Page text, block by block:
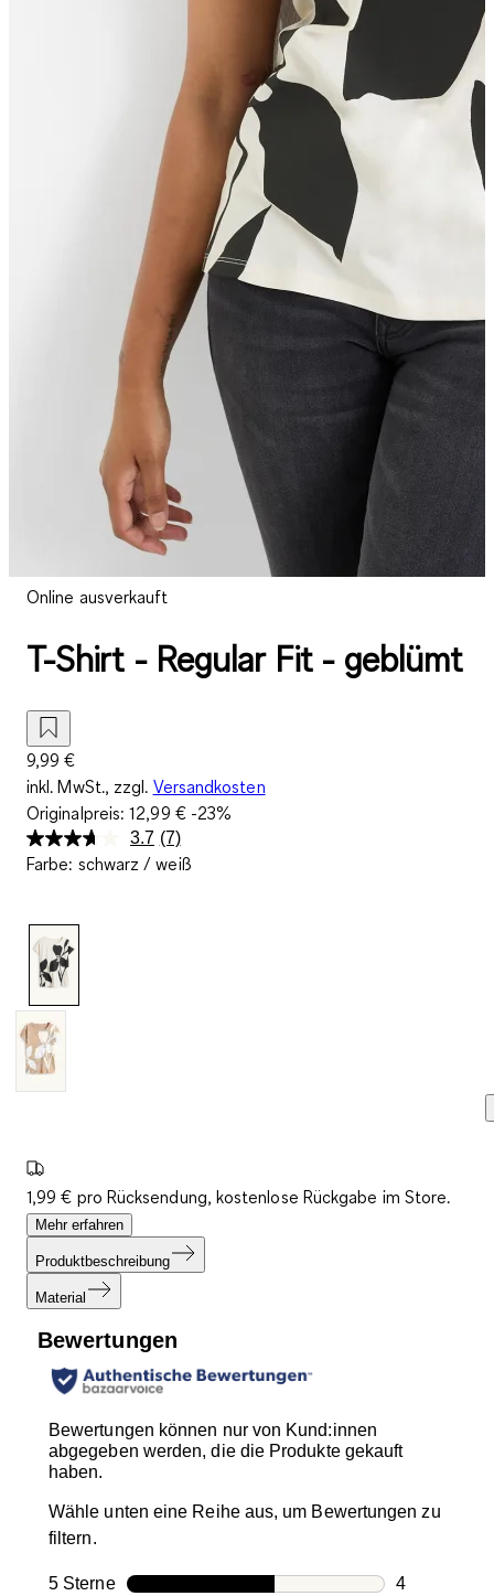
Online ausverkauft
T-Shirt - Regular Fit - geblümt
9,99 €
inkl. MwSt., zzgl. Versandkosten
Originalpreis:12,99 €-23%
3.7 7
Bewertungen
(7)
Farbe: schwarz / weiß
1,99 € pro Rücksendung, kostenlose Rückgabe im Store.
Mehr erfahren
Produktbeschreibung
Material
Bewertungen
Bewertungen können nur von Kund:innen
abgegeben werden, die die Produkte gekauft
haben.
Wähle unten eine Reihe aus, um Bewertungen zu
filtern.
5 SterneSterne 4